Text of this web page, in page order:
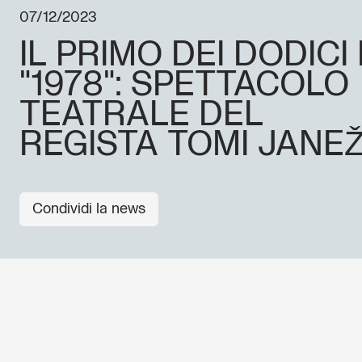
07/12/2023
IL PRIMO DEI DODICI
"1978": SPETTACOLO
TEATRALE DEL
REGISTA TOMI
Condividi la news